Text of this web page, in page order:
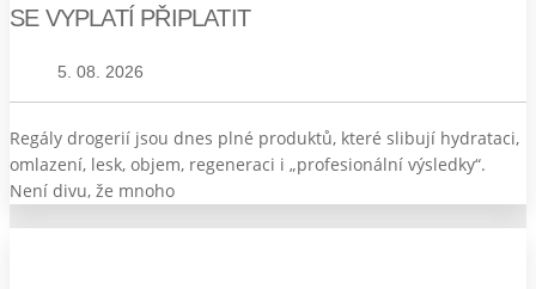
SE VYPLATÍ PŘIPLATIT
5. 08. 2026
Regály drogerií jsou dnes plné produktů, které slibují hydrataci,
omlazení, lesk, objem, regeneraci i „profesionální výsledky“.
Není divu, že mnoho